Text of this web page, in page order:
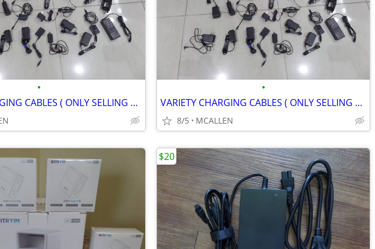
•
VARIETY CHARGING CABLES ( ONLY SELLING ALL IN BUNDLE)
•
VARIETY CHARGING CABLES ( ONLY SELLING ALL IN BUNDLE)
8/5 MCALLEN
$20